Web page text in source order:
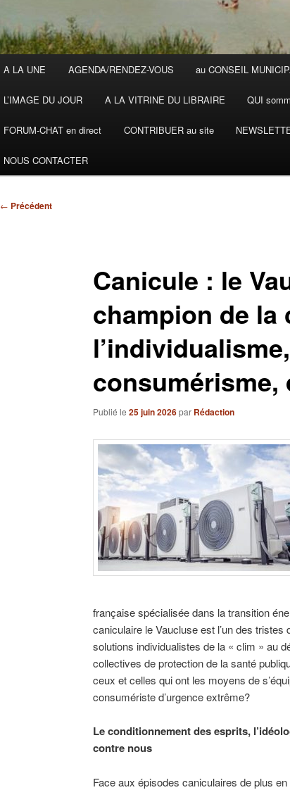
A LA UNE AGENDA/RENDEZ-VOUS au CONSEIL
L’IMAGE DU JOUR A LA VITRINE DU LIBRAIRE QUI
FORUM-CHAT en direct CONTRIBUER au site
NOUS CONTACTER
Navigation
← Précédent
Canicule : le
champion de
consumérisme,
Publié le 25 juin 2026par Rédaction
française spécialisée dans la transition
caniculaire le Vaucluse est l’un des
solutions individualistes de la « clim » au
collectives de protection de la santé
ceux et celles qui ont les moyens de
consumériste d’urgence extrême?
Le conditionnement des esprits,
contre nous
Face aux épisodes caniculaires de plus